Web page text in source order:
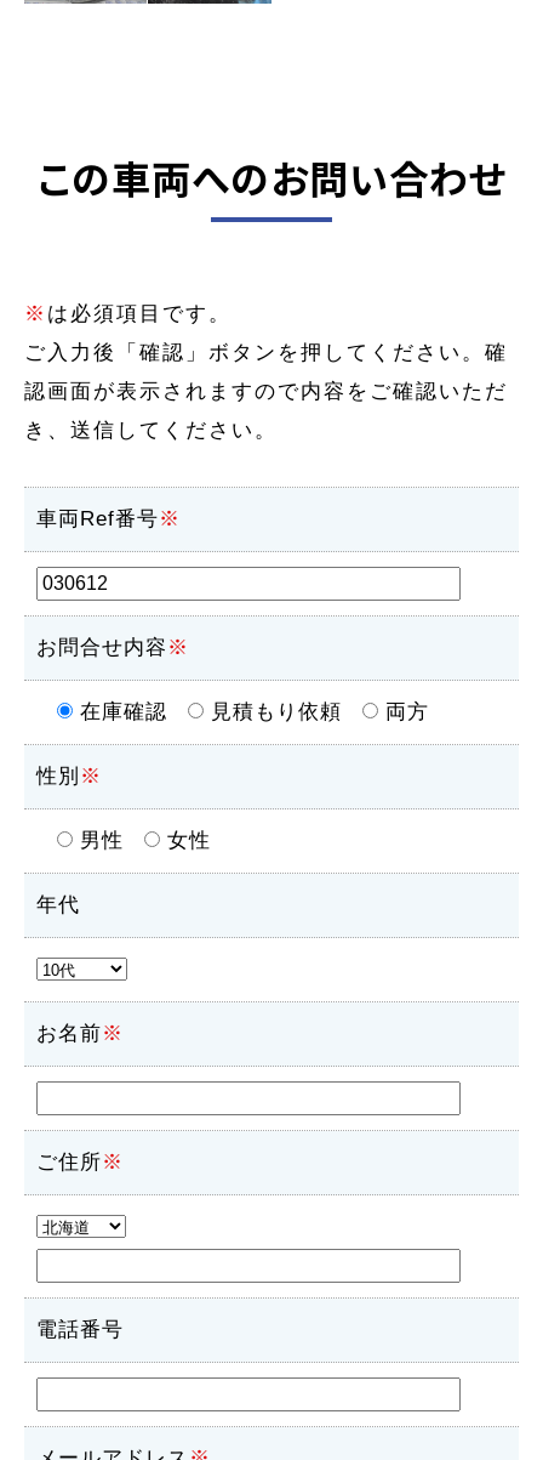
この車両へのお問い合わせ
※ は必須項目です。
ご入力後「確認」ボタンを押してください。確
認画面が表示されますので内容をご確認いただ
き、送信してください。
車両Ref番号※
お問合せ内容 ※
在庫確認 見積もり依頼 両方
性別 ※
男性 女性
年代
お名前※
ご住所※
電話番号